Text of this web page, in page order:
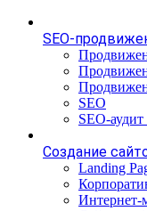
SEO-
SEO
SEO-аудит
Создание
Landing
Интернет-